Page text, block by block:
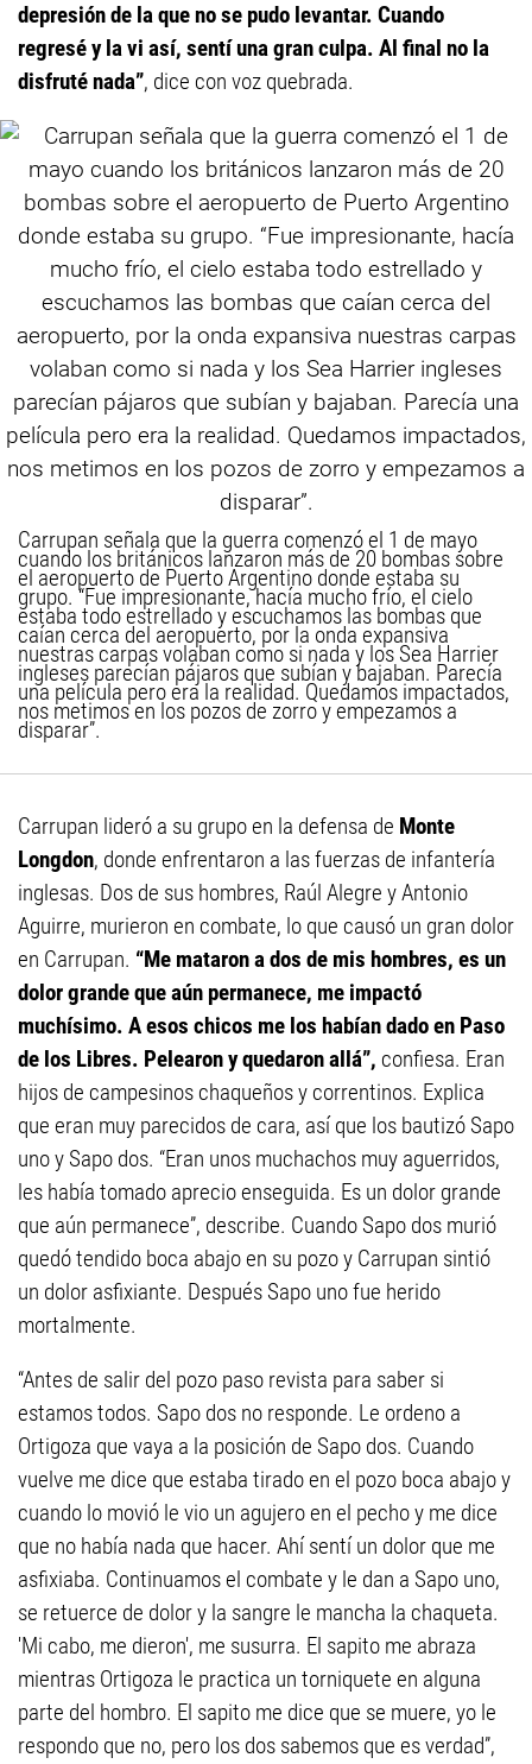
depresión de la que no se pudo levantar. Cuando
regresé y la vi así, sentí una gran culpa. Al final no la
disfruté nada”, dice con voz quebrada.
Carrupan señala que la guerra comenzó el 1 de mayo
cuando los británicos lanzaron más de 20 bombas sobre
el aeropuerto de Puerto Argentino donde estaba su
grupo. “Fue impresionante, hacía mucho frío, el cielo
estaba todo estrellado y escuchamos las bombas que
caían cerca del aeropuerto, por la onda expansiva
nuestras carpas volaban como si nada y los Sea Harrier
ingleses parecían pájaros que subían y bajaban. Parecía
una película pero era la realidad. Quedamos impactados,
nos metimos en los pozos de zorro y empezamos a
disparar”.
Carrupan lideró a su grupo en la defensa de Monte
Longdon, donde enfrentaron a las fuerzas de infantería
inglesas. Dos de sus hombres, Raúl Alegre y Antonio
Aguirre, murieron en combate, lo que causó un gran dolor
en Carrupan. “Me mataron a dos de mis hombres, es un
dolor grande que aún permanece, me impactó
muchísimo. A esos chicos me los habían dado en Paso
de los Libres. Pelearon y quedaron allá”, confiesa. Eran
hijos de campesinos chaqueños y correntinos. Explica
que eran muy parecidos de cara, así que los bautizó Sapo
uno y Sapo dos. “Eran unos muchachos muy aguerridos,
les había tomado aprecio enseguida. Es un dolor grande
que aún permanece”, describe. Cuando Sapo dos murió
quedó tendido boca abajo en su pozo y Carrupan sintió
un dolor asfixiante. Después Sapo uno fue herido
mortalmente.
“Antes de salir del pozo paso revista para saber si
estamos todos. Sapo dos no responde. Le ordeno a
Ortigoza que vaya a la posición de Sapo dos. Cuando
vuelve me dice que estaba tirado en el pozo boca abajo y
cuando lo movió le vio un agujero en el pecho y me dice
que no había nada que hacer. Ahí sentí un dolor que me
asfixiaba. Continuamos el combate y le dan a Sapo uno,
se retuerce de dolor y la sangre le mancha la chaqueta.
'Mi cabo, me dieron', me susurra. El sapito me abraza
mientras Ortigoza le practica un torniquete en alguna
parte del hombro. El sapito me dice que se muere, yo le
respondo que no, pero los dos sabemos que es verdad”,